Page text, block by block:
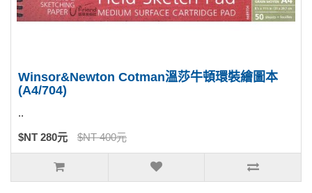
Winsor&Newton Cotman溫莎牛頓環裝繪圖本
(A4/704)
..
$NT 280元 $NT 400元